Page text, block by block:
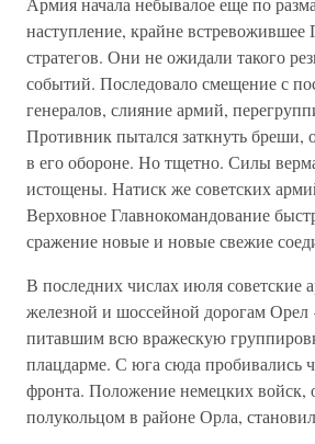
наступление, крайне встревожившее
стратегов. Они не ожидали такого
событий. Последовало смещение с
генералов, слияние армий,
Противник пытался заткнуть бреши,
в его обороне. Но тщетно. Силы
истощены. Натиск же советских
Верховное Главнокомандование
сражение новые и новые свежие
В последних числах июля советские
железной и шоссейной дорогам
питавшим всю вражескую
плацдарме. С юга сюда пробивались
фронта. Положение немецких войск,
полукольцом в районе Орла,